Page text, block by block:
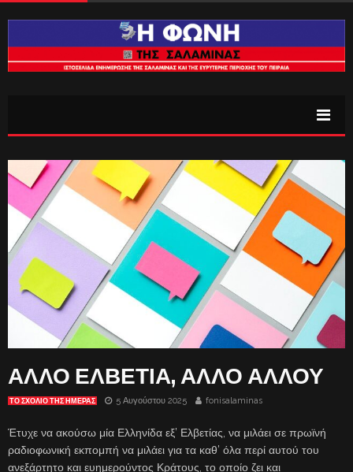
ΑΛΛΟ ΕΛΒΕΤΙΑ, ΑΛΛΟ ΑΛΛΟΥ
ΤΟ ΣΧΌΛΙΟ ΤΗΣ ΗΜΈΡΑΣ 5 Αυγούστου 2025 fonisalaminas
Έτυχε να ακούσω μία Ελληνίδα εξ’ Ελβετίας, να μιλάει σε πρωϊνή
ραδιοφωνική εκπομπή να μιλάει για τα καθ’ όλα περί αυτού του
ανεξάρτητο και ευημερούντος Κράτους, το οποίο ζει και